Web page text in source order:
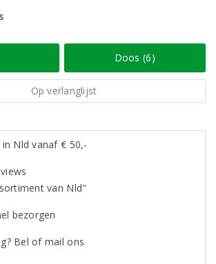
Doos (6)
Op verlanglijst
Nld vanaf € 50,-
van Nld"
bezorgen
Bel of mail ons